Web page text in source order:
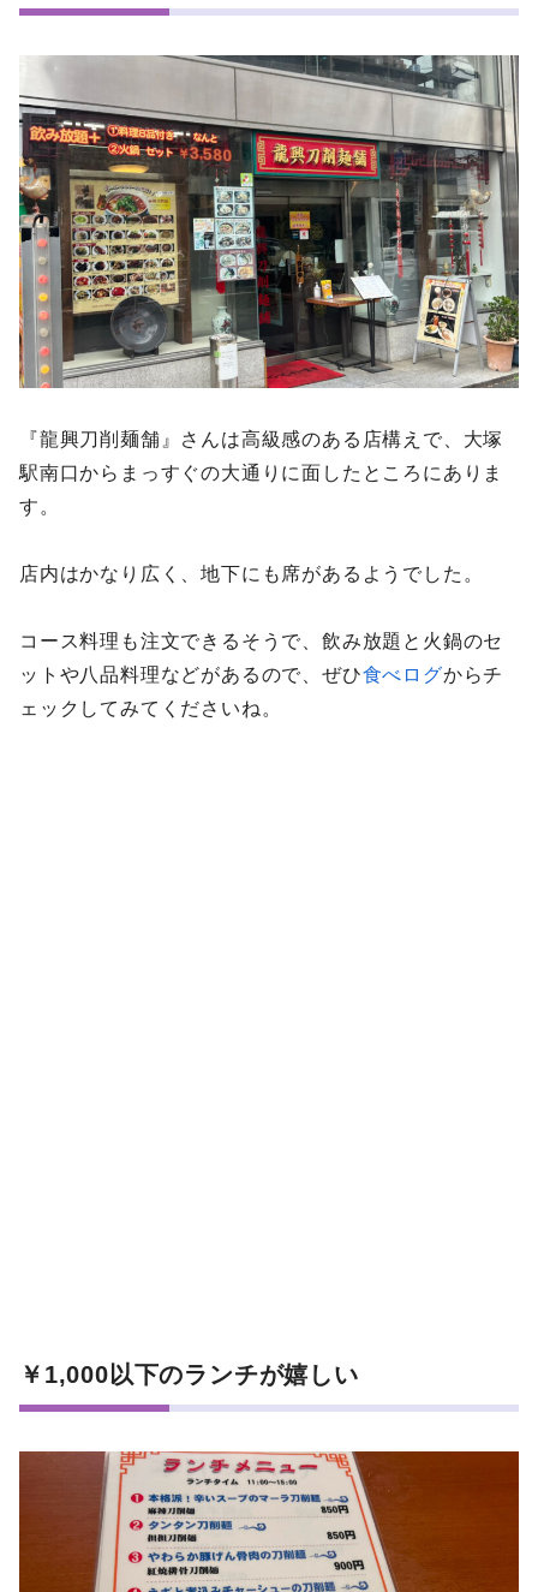
『龍興刀削麺舗』さんは高級感のある店構えで、大塚
駅南口からまっすぐの大通りに面したところにありま
す。
店内はかなり広く、地下にも席があるようでした。
コース料理も注文できるそうで、飲み放題と火鍋のセ
ットや八品料理などがあるので、ぜひ食べログからチ
ェックしてみてくださいね。
￥1,000以下のランチが嬉しい